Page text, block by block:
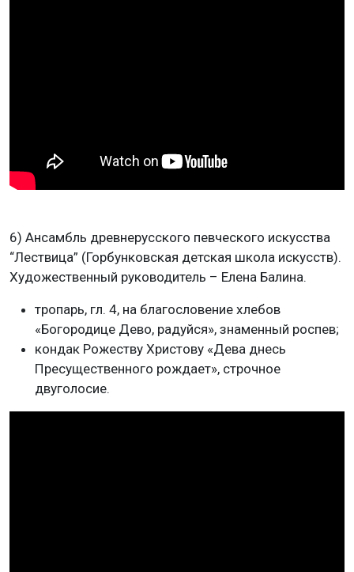
6) Ансамбль древнерусского певческого искусства
“Лествица” (Горбунковская детская школа искусств).
Художественный руководитель – Елена Балина.
тропарь, гл. 4, на благословение хлебов
«Богородице Дево, радуйся», знаменный роспев;
кондак Рожеству Христову «Дева днесь
Пресущественного рождает», строчное
двуголосие.